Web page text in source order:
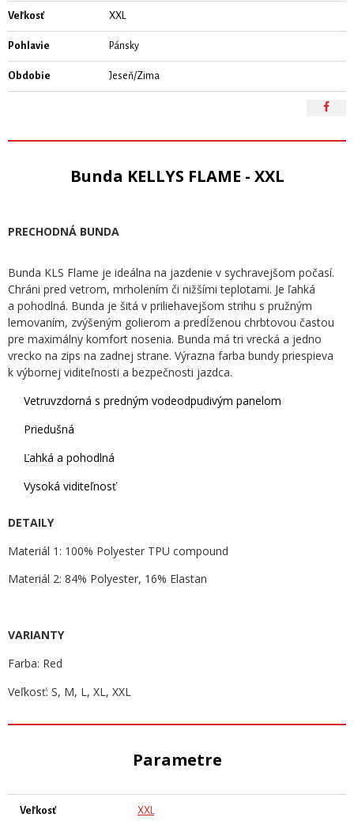
Veľkosť XXL
Pohlavie Pánsky
Obdobie Jeseň/Zima
Bunda KELLYS FLAME - XXL
PRECHODNÁ BUNDA
Bunda KLS Flame je ideálna na jazdenie v sychravejšom počasí.
Chráni pred vetrom, mrholením či nižšími teplotami. Je ľahká
a pohodlná. Bunda je šitá v priliehavejšom strihu s pružným
lemovaním, zvýšeným golierom a predĺženou chrbtovou častou
pre maximálny komfort nosenia. Bunda má tri vrecká a jedno
vrecko na zips na zadnej strane. Výrazna farba bundy priespieva
k výbornej viditeľnosti a bezpečnosti jazdca.
Vetruvzdorná s predným vodeodpudivým panelom
Priedušná
Ľahká a pohodlná
Vysoká viditeľnosť
DETAILY
Materiál 1: 100% Polyester TPU compound
Materiál 2: 84% Polyester, 16% Elastan
VARIANTY
Farba: Red
Veľkosť: S, M, L, XL, XXL
Parametre
Veľkosť XXL